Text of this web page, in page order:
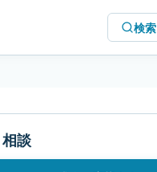
検索
談